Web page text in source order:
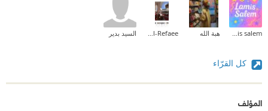
lamis salem هبة الله Fatma Al-Refaee السيد بدير
كل القرّاء
المؤلف